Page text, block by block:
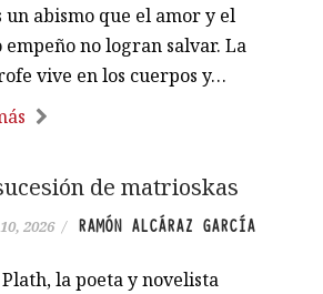
un abismo que el amor y el
no logran salvar. La
vive en los cuerpos y…
de matrioskas
2026 / RAMÓN ALCÁRAZ GARCÍA
la poeta y novelista